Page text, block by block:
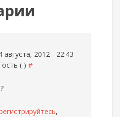
2012 - 22:43
( ) #
,